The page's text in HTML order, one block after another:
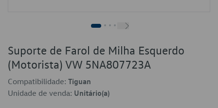
Suporte de Farol de Milha Esquerdo
(Motorista) VW 5NA807723A
Compatibilidade: Tiguan
Unidade de venda: Unitário(a)